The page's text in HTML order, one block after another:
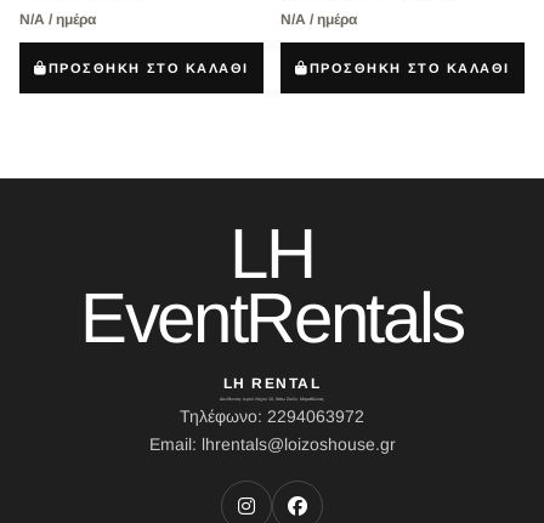
Ν/Α / ημέρα
ΠΡΟΣΘΗΚΗ ΣΤΟ ΚΑΛΑΘΙ
Ν/Α / ημέρα
ΠΡΟΣΘΗΚΗ ΣΤΟ ΚΑΛΑΘΙ
LH
EventRentals
LH RENTAL
Διεύθυνση: Ιερού Λόχου 10, Κάτω Σούλι, Μαραθώνας
Τηλέφωνο: 2294063972
Email: lhrentals@loizoshouse.gr